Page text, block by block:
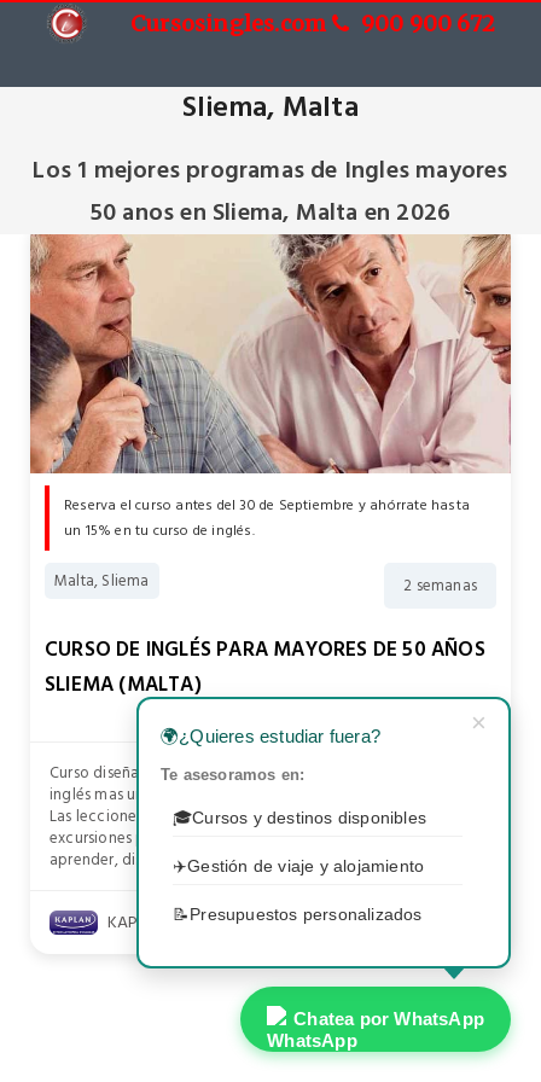
Cursosingles.com 900 900 672
Sliema, Malta
Los 1 mejores programas de Ingles mayores
50 anos en Sliema, Malta en 2026
Reserva el curso antes del 30 de Septiembre y ahórrate hasta
un 15% en tu curso de inglés.
Malta, Sliema 2 semanas
CURSO DE INGLÉS PARA MAYORES DE 50 AÑOS
SLIEMA (MALTA)
Curso diseñado para mayores de 50 años. Consta de clases de
inglés mas un programa de actividades culturales y de ocio.
Las lecciones son llevadas a cabo por la mañana seguidas de
excursiones por la tarde. Es una gran oportunidad de
aprender, disfrutar y hacer amigos.
KAPLAN INTERNATIONAL COLLEGES MALTA
×
🌍¿Quieres estudiar fuera?
Te asesoramos en:
🎓Cursos y destinos disponibles
✈️Gestión de viaje y alojamiento
📝 Presupuestos personalizados
Chatea por WhatsApp